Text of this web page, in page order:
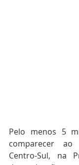
Pelo menos 5
comparecer
Centro-Sul, na